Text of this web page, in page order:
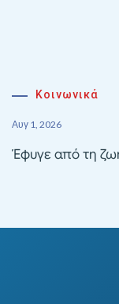
Κοινωνικά
Αυγ 1, 2026
Έφυγε από τη